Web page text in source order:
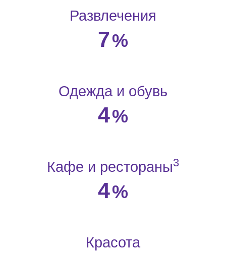
Развлечения
7%
Одежда и обувь
4%
Кафе и рестораны3
4%
Красота